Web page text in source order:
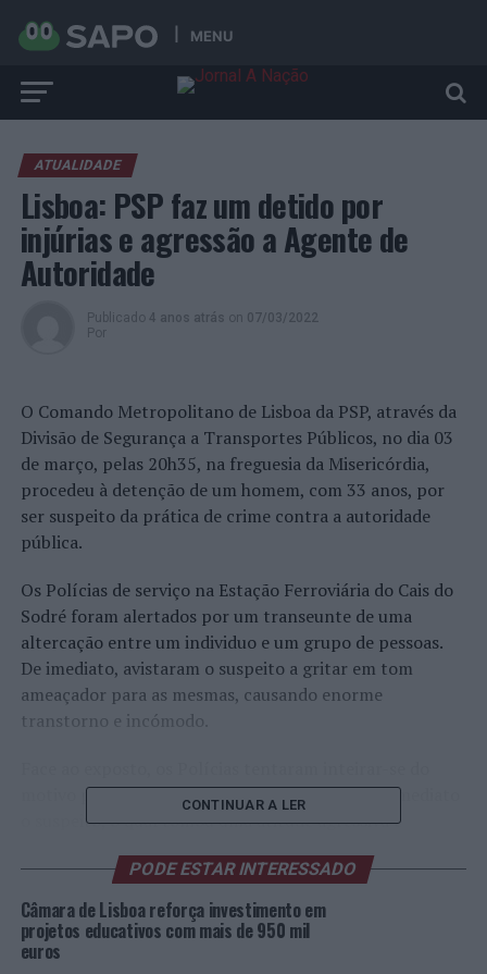
MENU
ATUALIDADE
Lisboa: PSP faz um detido por
injúrias e agressão a Agente de
Autoridade
Publicado 4 anos atrás on 07/03/2022
Por
O Comando Metropolitano de Lisboa da PSP, através da
Divisão de Segurança a Transportes Públicos, no dia 03
de março, pelas 20h35, na freguesia da Misericórdia,
procedeu à detenção de um homem, com 33 anos, por
ser suspeito da prática de crime contra a autoridade
pública.
Os Polícias de serviço na Estação Ferroviária do Cais do
Sodré foram alertados por um transeunte de uma
altercação entre um individuo e um grupo de pessoas.
De imediato, avistaram o suspeito a gritar em tom
ameaçador para as mesmas, causando enorme
transtorno e incómodo.
motivo para tal comportamento, afastando de imediato
o suspeito, o qual tomou uma atitude agressiva e
mesmos.
Após abordagem proativa, este, visivelmente
transtornado, agressivo e descompensado, sempre com
CONTINUAR A LER
PODE ESTAR INTERESSADO
Câmara de Lisboa reforça investimento em
projetos educativos com mais de 950 mil
euros